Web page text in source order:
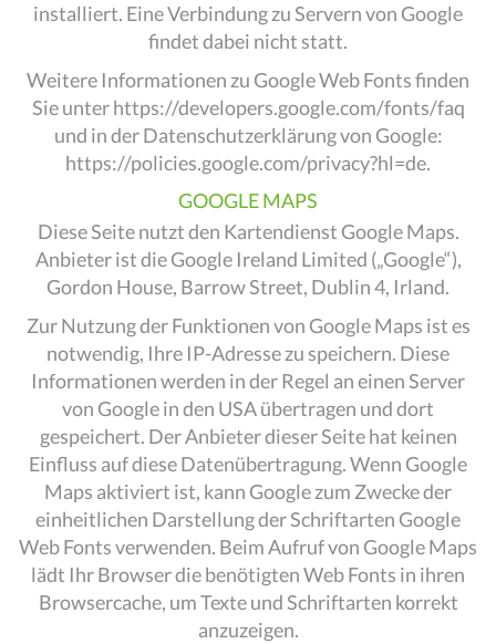
installiert. Eine Verbindung zu Servern von Google
findet dabei nicht statt.
Weitere Informationen zu Google Web Fonts finden
Sie unterhttps://developers.google.com/fonts/faq
und in der Datenschutzerklärung von Google:
https://policies.google.com/privacy?hl=de.
GOOGLE MAPS
Diese Seite nutzt den Kartendienst Google Maps.
Anbieter ist die Google Ireland Limited („Google“),
Gordon House, Barrow Street, Dublin 4, Irland.
Zur Nutzung der Funktionen von Google Maps ist es
notwendig, Ihre IP-Adresse zu speichern. Diese
Informationen werden in der Regel an einen Server
von Google in den USA übertragen und dort
gespeichert. Der Anbieter dieser Seite hat keinen
Einfluss auf diese Datenübertragung. Wenn Google
Maps aktiviert ist, kann Google zum Zwecke der
einheitlichen Darstellung der Schriftarten Google
Web Fonts verwenden. Beim Aufruf von Google Maps
lädt Ihr Browser die benötigten Web Fonts in ihren
Browsercache, um Texte und Schriftarten korrekt
anzuzeigen.